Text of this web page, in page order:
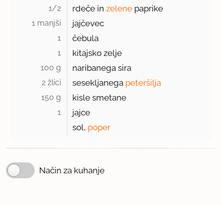
1/2 rdeče inzelene paprike
1 manjši jajčevec
1 čebula
1 kitajsko zelje
100 g naribanega sira
2 žlici sesekljanega peteršilja
150 g kisle smetane
1
jajce
sol, poper
Način za kuhanje